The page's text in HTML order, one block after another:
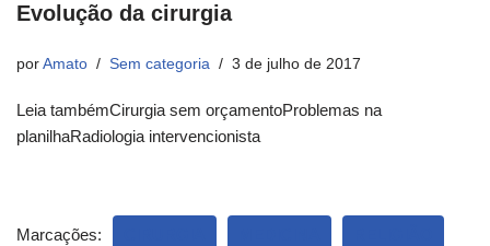
Evolução da cirurgia
por Amato Sem categoria 3 de julho de 2017
Leia tambémCirurgia sem orçamentoProblemas na
planilhaRadiologia intervencionista
Marcações: